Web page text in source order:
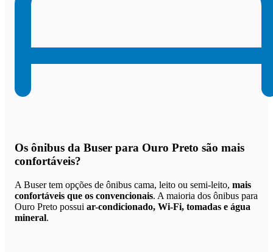
Os ônibus da Buser para Ouro Preto são mais
confortáveis?
A Buser tem opções de ônibus cama, leito ou semi-leito, mais
confortáveis que os convencionais. A maioria dos ônibus para
Ouro Preto possui ar-condicionado, Wi-Fi, tomadas e água
mineral.